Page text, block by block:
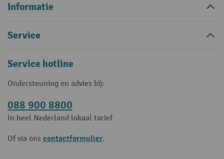
Informatie
Service
Service hotline
Ondersteuning en advies bij:
088 900 8800
In heel Nederland lokaal tarief
Of via ons contactformulier.